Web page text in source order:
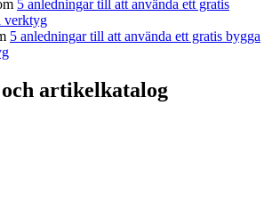
5 anledningar till att använda ett gratis
verktyg
5 anledningar till att använda ett gratis bygga
artikelkatalog